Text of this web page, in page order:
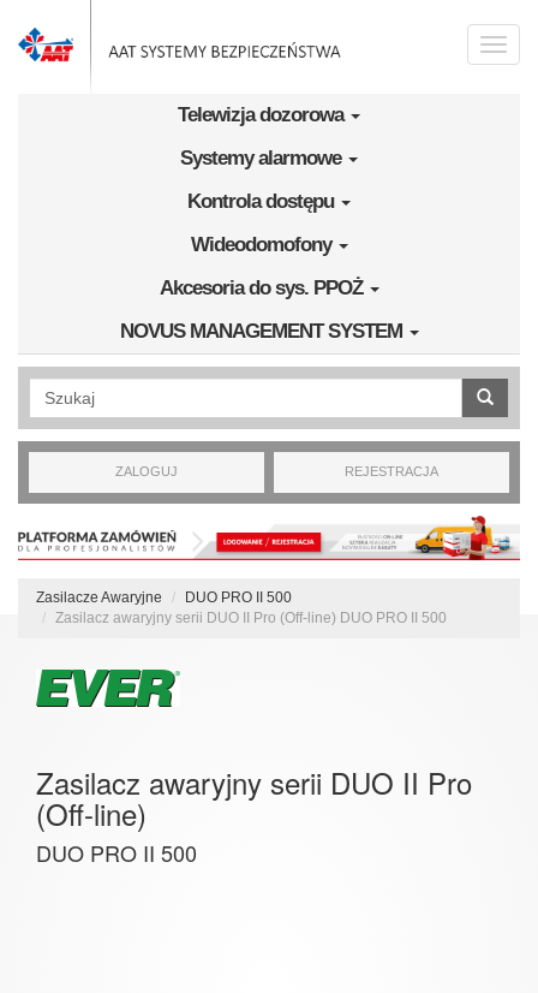
Toggle
Telewizja dozorowa
Systemy alarmowe
Kontrola dostępu
Wideodomofony
Akcesoria do sys. PPOŻ
NOVUS MANAGEMENT SYSTEM
Wyszukiwanie pełnotekstowe
ZALOGUJ REJESTRACJA
Zasilacze Awaryjne
DUO PRO II 500
Zasilacz awaryjny serii DUO II Pro (Off-line) DUO PRO II 500
Zasilacz awaryjny serii DUO II Pro
(Off-line)
DUO PRO II 500